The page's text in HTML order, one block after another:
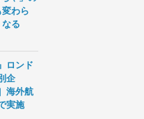
わら
る
ロンド
企
海外航
実施